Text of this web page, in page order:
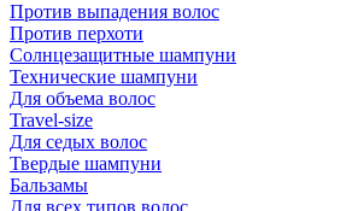
Против выпадения волос
Против перхоти
Солнцезащитные шампуни
Технические шампуни
Для объема волос
Travel-size
Для седых волос
Твердые шампуни
Бальзамы
Для всех типов волос